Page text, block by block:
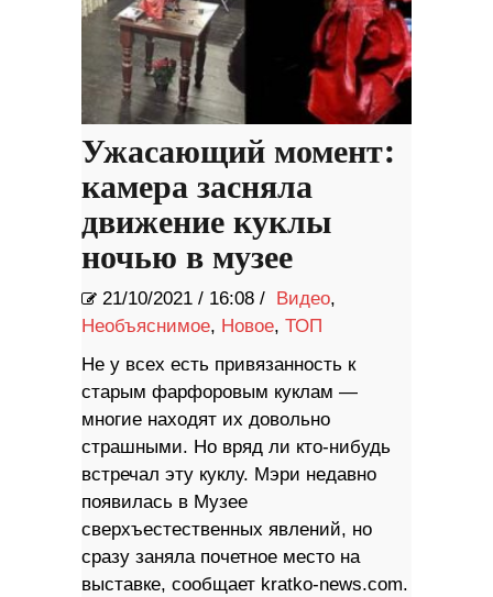
Ужасающий момент:
камера засняла
движение куклы
ночью в музее
21/10/2021 / 16:08 / Видео,
Необъяснимое, Новое, ТОП
Не у всех есть привязанность к
старым фарфоровым куклам —
многие находят их довольно
страшными. Но вряд ли кто-нибудь
встречал эту куклу. Мэри недавно
появилась в Музее
сверхъестественных явлений, но
сразу заняла почетное место на
выставке, сообщает kratko-news.com.